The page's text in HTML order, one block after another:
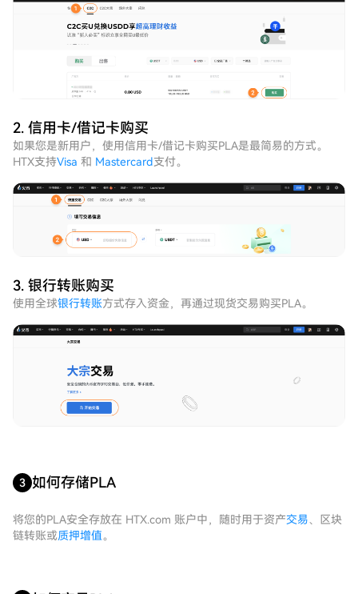
2. 信用卡/借记卡购买
如果您是新用户，使用信用卡/借记卡购买PLA是最简易的方式。
HTX支持Visa 和 Mastercard支付。
3. 银行转账购买
使用全球银行转账方式存入资金，再通过现货交易购买PLA。
3 如何存储PLA
将您的PLA安全存放在 HTX.com 账户中，随时用于资产交易、区块
链转账或质押增值。